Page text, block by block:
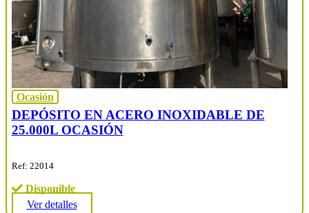
Ocasión
DEPÓSITO EN ACERO INOXIDABLE DE
25.000L OCASIÓN
Ref: 22014
Disponible
Ver detalles